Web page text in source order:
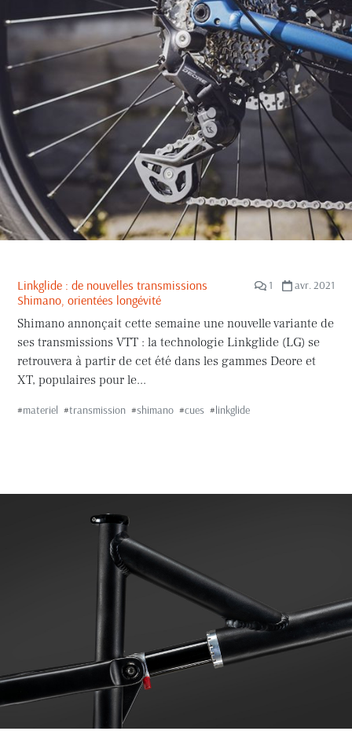
1 avr. 2021
Linkglide : de nouvelles transmissions
Shimano, orientées longévité
Shimano annonçait cette semaine une nouvelle variante de
ses transmissions VTT : la technologie Linkglide (LG) se
retrouvera à partir de cet été dans les gammes Deore et
XT, populaires pour le...
#materiel #transmission #shimano #cues #linkglide